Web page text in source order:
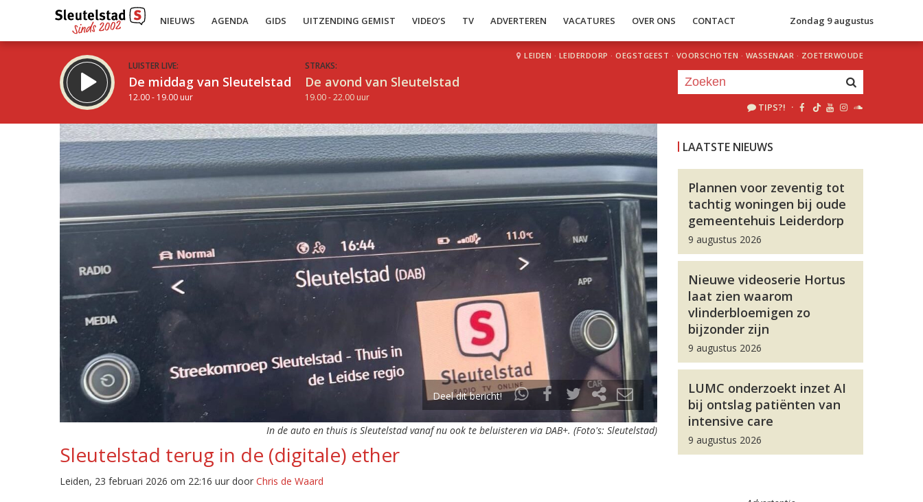
NIEUWS AGENDA GIDS UITZENDING GEMIST VIDEO’S TV ADVERTEREN VACATURES OVER ONS CONTACT Zondag 9 augustus
LUISTER LIVE:
De middag van Sleutelstad
12.00 - 19.00 uur
STRAKS:
De avond van Sleutelstad
19.00 - 22.00 uur
LEIDEN · LEIDERDORP · OEGSTGEEST · VOORSCHOTEN · WASSENAAR · ZOETERWOUDE
TIPS?! ·
Deel dit bericht!
In de auto en thuis is Sleutelstad vanaf nu ook te beluisteren via DAB+. (Foto's: Sleutelstad)
Sleutelstad terug in de (digitale) ether
Leiden, 23 februari 2026 om 22:16 uur door Chris de Waard
LAATSTE NIEUWS
Plannen voor zeventig tot
tachtig woningen bij oude
gemeentehuis Leiderdorp
9 augustus 2026
Nieuwe videoserie Hortus
laat zien waarom
vlinderbloemigen zo
bijzonder zijn
9 augustus 2026
LUMC onderzoekt inzet AI
bij ontslag patiënten van
intensive care
9 augustus 2026